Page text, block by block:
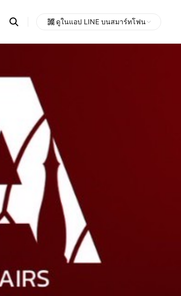
Search
OpenChats
messages
search
ดูในแอป LINE บนสมาร์ทโฟน